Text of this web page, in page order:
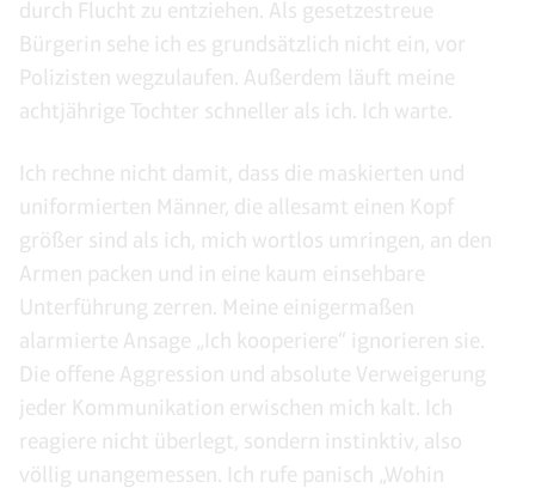
durch Flucht zu entziehen. Als gesetzestreue
Bürgerin sehe ich es grundsätzlich nicht ein, vor
Polizisten wegzulaufen. Außerdem läuft meine
achtjährige Tochter schneller als ich. Ich warte.
Ich rechne nicht damit, dass die maskierten und
uniformierten Männer, die allesamt einen Kopf
größer sind als ich, mich wortlos umringen, an den
Armen packen und in eine kaum einsehbare
Unterführung zerren. Meine einigermaßen
alarmierte Ansage „Ich kooperiere“ ignorieren sie.
Die offene Aggression und absolute Verweigerung
jeder Kommunikation erwischen mich kalt. Ich
reagiere nicht überlegt, sondern instinktiv, also
völlig unangemessen. Ich rufe panisch „Wohin